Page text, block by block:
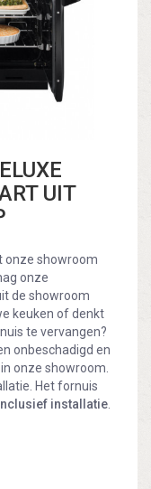
UIT
onze showroom
onze
de showroom
keuken of denkt
te vervangen?
onbeschadigd en
onze showroom.
Het fornuis
installatie